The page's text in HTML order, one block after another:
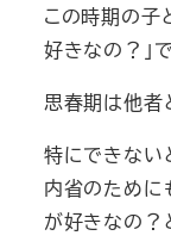
この時期の子
好きなの？」で
思春期は他者
特にできない
内省のために
が好きなの？